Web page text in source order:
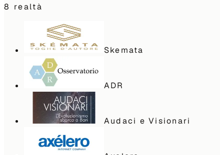
8 realtà
Skemata
ADR
Audaci e Visionari